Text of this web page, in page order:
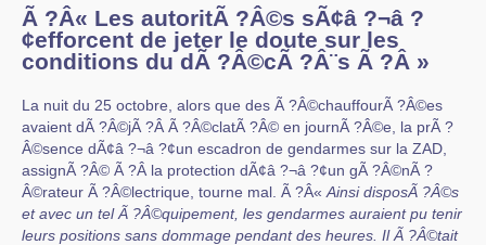
Ã ?Â« Les autoritÃ ?Â©s sÃ¢â ?¬â ?
¢efforcent de jeter le doute sur les
conditions du dÃ ?Â©cÃ ?Â¨s Ã ?Â »
La nuit du 25 octobre, alors que des Ã ?Â©chauffourÃ ?Â©es
avaient dÃ ?Â©jÃ ?Â Ã ?Â©clatÃ ?Â© en journÃ ?Â©e, la prÃ ?
Â©sence dÃ¢â ?¬â ?¢un escadron de gendarmes sur la ZAD,
assignÃ ?Â© Ã ?Â la protection dÃ¢â ?¬â ?¢un gÃ ?Â©nÃ ?
Â©rateur Ã ?Â©lectrique, tourne mal. Ã ?Â« Ainsi disposÃ ?Â©s
et avec un tel Ã ?Â©quipement, les gendarmes auraient pu tenir
leurs positions sans dommage pendant des heures. Il Ã ?Â©tait